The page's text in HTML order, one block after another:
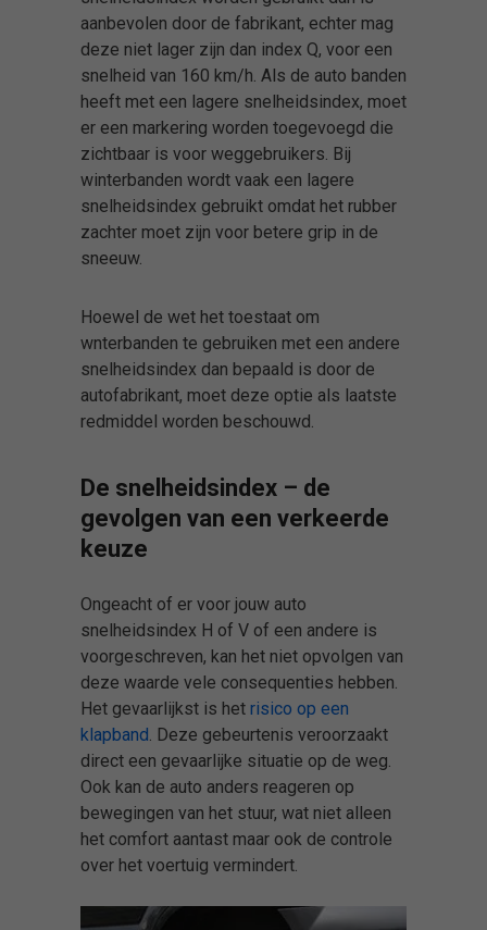
aanbevolen door de fabrikant, echter mag
deze niet lager zijn dan index Q, voor een
snelheid van 160 km/h. Als de auto banden
heeft met een lagere snelheidsindex, moet
er een markering worden toegevoegd die
zichtbaar is voor weggebruikers. Bij
winterbanden wordt vaak een lagere
snelheidsindex gebruikt omdat het rubber
zachter moet zijn voor betere grip in de
sneeuw.
Hoewel de wet het toestaat om
wnterbanden te gebruiken met een andere
snelheidsindex dan bepaald is door de
autofabrikant, moet deze optie als laatste
redmiddel worden beschouwd.
De snelheidsindex – de
gevolgen van een verkeerde
keuze
Ongeacht of er voor jouw auto
snelheidsindex H of V of een andere is
voorgeschreven, kan het niet opvolgen van
deze waarde vele consequenties hebben.
Het gevaarlijkst is het risico op een
klapband. Deze gebeurtenis veroorzaakt
direct een gevaarlijke situatie op de weg.
Ook kan de auto anders reageren op
bewegingen van het stuur, wat niet alleen
het comfort aantast maar ook de controle
over het voertuig vermindert.